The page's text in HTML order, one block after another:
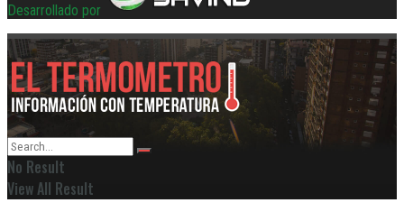
Desarrollado por
No Result
View All Result